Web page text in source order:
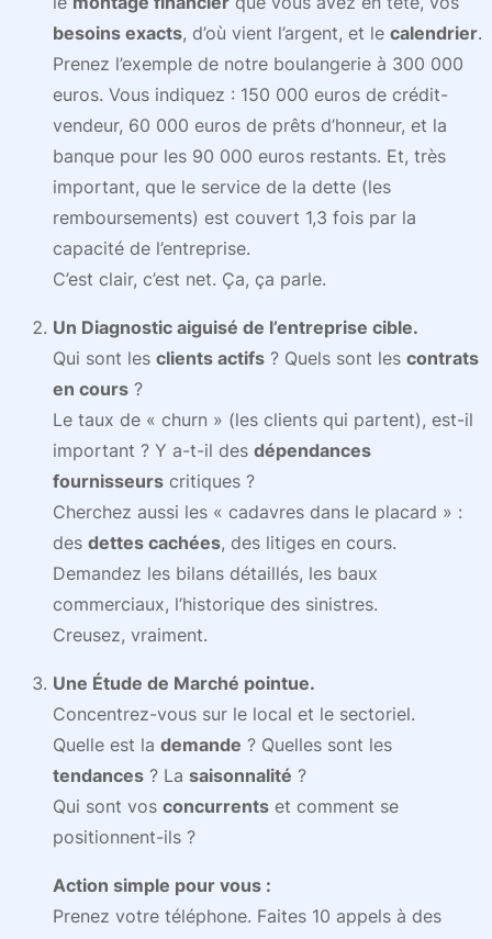
besoins exacts, d’où vient l’argent, et le calendrier.
Prenez l’exemple de notre boulangerie à 300 000
euros. Vous indiquez : 150 000 euros de crédit-
vendeur, 60 000 euros de prêts d’honneur, et la
banque pour les 90 000 euros restants. Et, très
important, que le service de la dette (les
remboursements) est couvert 1,3 fois par la
capacité de l’entreprise.
C’est clair, c’est net. Ça, ça parle.
Un Diagnostic aiguisé de l’entreprise cible.
Qui sont les clients actifs ? Quels sont les contrats
en cours ?
Le taux de « churn » (les clients qui partent), est-il
important ? Y a-t-il des dépendances
fournisseurs critiques ?
Cherchez aussi les « cadavres dans le placard » :
des dettes cachées, des litiges en cours.
Demandez les bilans détaillés, les baux
commerciaux, l’historique des sinistres.
Creusez, vraiment.
Une Étude de Marché pointue.
Concentrez-vous sur le local et le sectoriel.
Quelle est la demande ? Quelles sont les
tendances ? La saisonnalité ?
Qui sont vos concurrents et comment se
positionnent-ils ?
Action simple pour vous :
Prenez votre téléphone. Faites 10 appels à des